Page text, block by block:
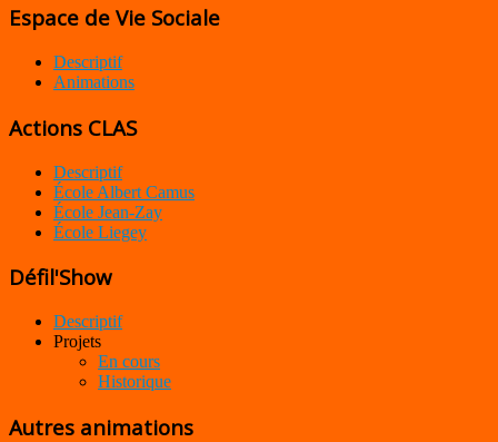
Espace de Vie Sociale
Descriptif
Animations
Actions CLAS
Descriptif
École Albert Camus
École Jean-Zay
École Liegey
Défil'Show
Descriptif
Projets
En cours
Historique
Autres animations